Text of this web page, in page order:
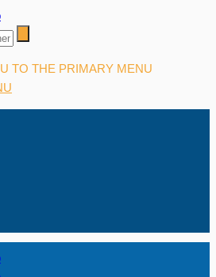
TO THE PRIMARY MENU